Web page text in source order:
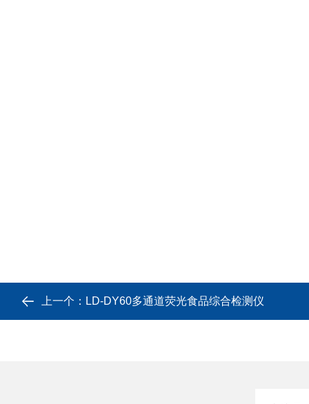
上一个： LD-DY60多通道荧光食品综合检测仪